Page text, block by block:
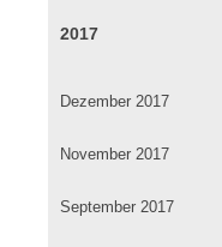
2017
Dezember 2017
November 2017
September 2017